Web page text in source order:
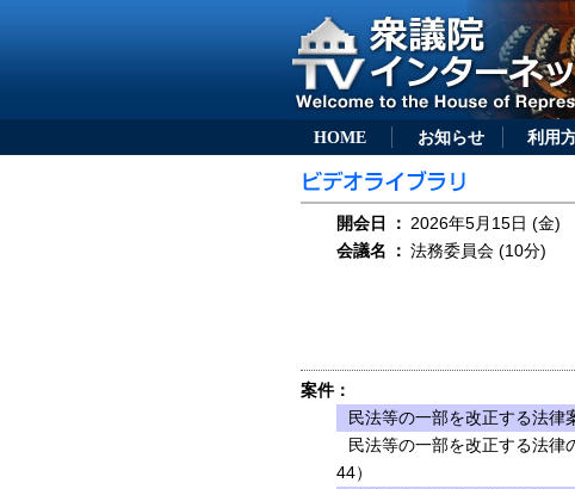
HOME お知らせ 利用
開会日 ： 2026年5月15日 (金)
会議名
： 法務委員会 (10分)
案件：
民法等の一部を改正する法律
民法等の一部を改正する法律
44）